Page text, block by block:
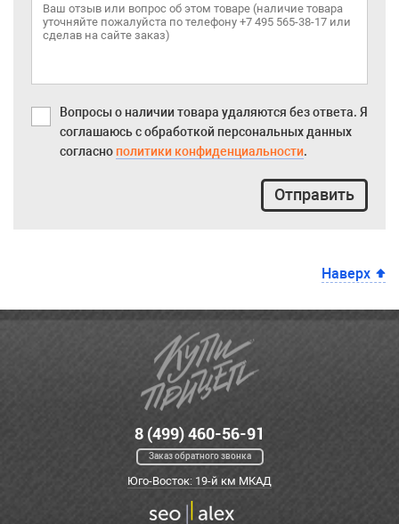
Вопросы о наличии товара удаляются без ответа. Я
соглашаюсь с обработкой персональных данных
согласно политики конфиденциальности.
Отправить
Наверх
8 (499) 460-56-91
Заказ обратного звонка
Юго-Восток: 19-й км МКАД